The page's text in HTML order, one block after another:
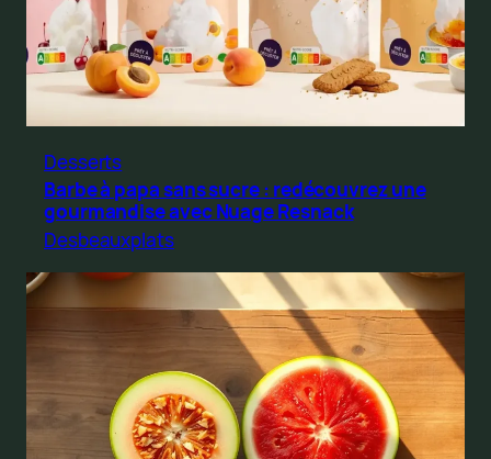
Desserts
Barbe à papa sans sucre : redécouvrez une
gourmandise avec Nuage Resnack
Desbeauxplats